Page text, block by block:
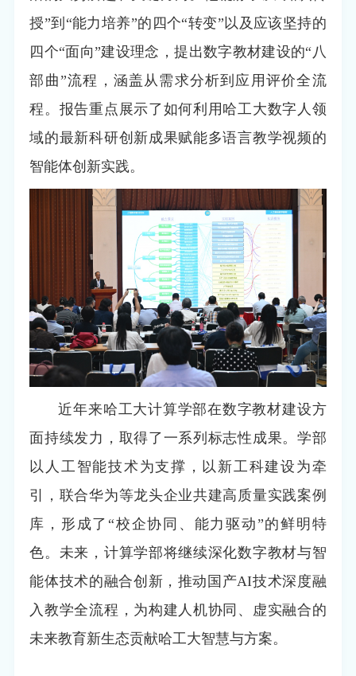
授”到“能力培养”的四个“转变”以及应该坚持的
四个“面向”建设理念，提出数字教材建设的“八
部曲”流程，涵盖从需求分析到应用评价全流
程。报告重点展示了如何利用哈工大数字人领
域的最新科研创新成果赋能多语言教学视频的
智能体创新实践。
近年来哈工大计算学部在数字教材建设方
面持续发力，取得了一系列标志性成果。学部
以人工智能技术为支撑，以新工科建设为牵
引，联合华为等龙头企业共建高质量实践案例
库，形成了“校企协同、能力驱动”的鲜明特
色。未来，计算学部将继续深化数字教材与智
能体技术的融合创新，推动国产AI技术深度融
入教学全流程，为构建人机协同、虚实融合的
未来教育新生态贡献哈工大智慧与方案。